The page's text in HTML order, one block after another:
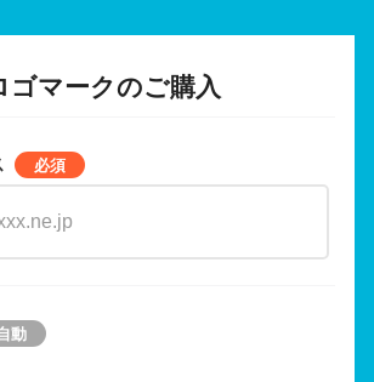
ゴマークのご購入